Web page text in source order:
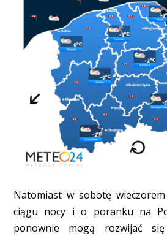
Natomiast w sobotę
ciągu nocy i o poranku na
ponownie mogą rozwijać